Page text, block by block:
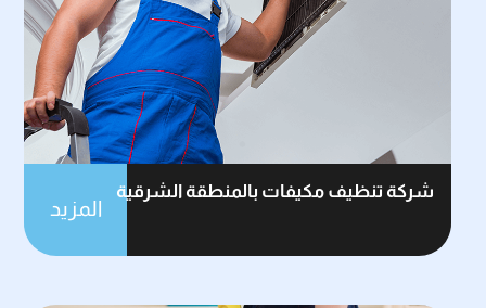
شركة تنظيف مكيفات بالمنطقة الشرقية
المزيد